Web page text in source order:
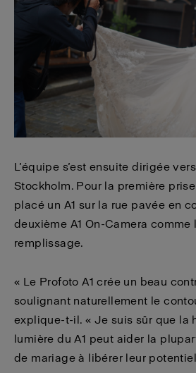
L’équipe s’est ensuite dirigée
Stockholm. Pour la première
placé un A1 sur la rue pavée en
deuxième A1 On-Camera comme
remplissage.
« Le Profoto A1 crée un beau
soulignant naturellement le
explique-t-il. « Je suis sûr que la
lumière du A1 peut aider la
de mariage à libérer leur